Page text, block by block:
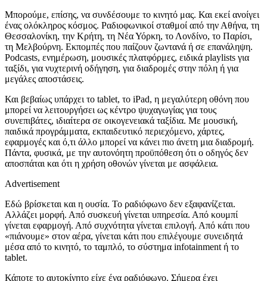
Μπορούμε, επίσης, να συνδέσουμε το κινητό μας. Και εκεί ανοίγει
ένας ολόκληρος κόσμος. Ραδιοφωνικοί σταθμοί από την Αθήνα, τη
Θεσσαλονίκη, την Κρήτη, τη Νέα Υόρκη, το Λονδίνο, το Παρίσι,
τη Μελβούρνη. Εκπομπές που παίζουν ζωντανά ή σε επανάληψη.
Podcasts, ενημέρωση, μουσικές πλατφόρμες, ειδικά playlists για
ταξίδι, για νυχτερινή οδήγηση, για διαδρομές στην πόλη ή για
μεγάλες αποστάσεις.
Και βεβαίως υπάρχει το tablet, το iPad, η μεγαλύτερη οθόνη που
μπορεί να λειτουργήσει ως κέντρο ψυχαγωγίας για τους
συνεπιβάτες, ιδιαίτερα σε οικογενειακά ταξίδια. Με μουσική,
παιδικά προγράμματα, εκπαιδευτικό περιεχόμενο, χάρτες,
εφαρμογές και ό,τι άλλο μπορεί να κάνει πιο άνετη μια διαδρομή.
Πάντα, φυσικά, με την αυτονόητη προϋπόθεση ότι ο οδηγός δεν
αποσπάται και ότι η χρήση οθονών γίνεται με ασφάλεια.
Advertisement
Εδώ βρίσκεται και η ουσία. Το ραδιόφωνο δεν εξαφανίζεται.
Αλλάζει μορφή. Από συσκευή γίνεται υπηρεσία. Από κουμπί
γίνεται εφαρμογή. Από συχνότητα γίνεται επιλογή. Από κάτι που
«πιάνουμε» στον αέρα, γίνεται κάτι που επιλέγουμε συνειδητά
μέσα από το κινητό, το ταμπλό, το σύστημα infotainment ή το
tablet.
Κάποτε το αυτοκίνητο είχε ένα ραδιόφωνο. Σήμερα έχει